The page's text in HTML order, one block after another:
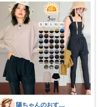
陽ちゃんのおすすめROOM